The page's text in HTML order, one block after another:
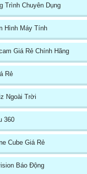
Trình Chuyên Dụng
Hình Máy Tính
Giá Rẻ Chính Hãng
Rẻ
Ngoài Trời
360
Cube Giá Rẻ
Báo Động